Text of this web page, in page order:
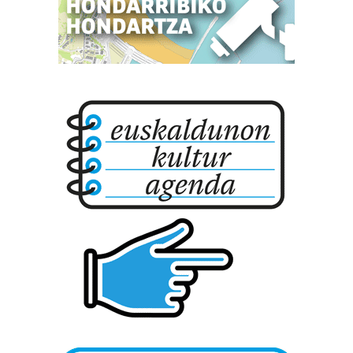
zerbitzuak hobetzeko asmoz, cookie teknologiaz
baliatzen gara. Ohar hau onartuz gero, teknologia hori
erabiltzeko baimen esplizitua ematen diguzu.
Gehiago